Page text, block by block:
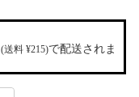
(送料 ¥215)で配送されま